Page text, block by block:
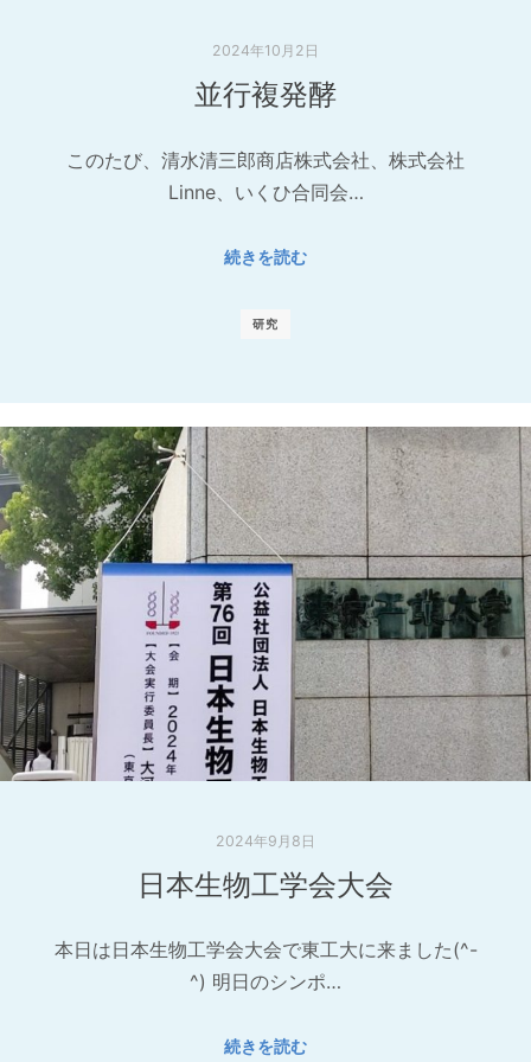
2024年10月2日
並行複発酵
このたび、清水清三郎商店株式会社、株式会社
Linne、いくひ合同会…
続きを読む
研究
2024年9月8日
日本生物工学会大会
本日は日本生物工学会大会で東工大に来ました(^-
^) 明日のシンポ…
続きを読む